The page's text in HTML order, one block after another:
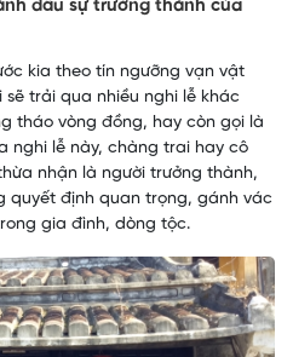
dấu sự trưởng thành của
kia theo tín ngưỡng vạn vật
sẽ trải qua nhiều nghi lễ khác
tháo vòng đồng, hay còn gọi là
nghi lễ này, chàng trai hay cô
nhận là người trưởng thành,
quyết định quan trọng, gánh vác
gia đình, dòng tộc.